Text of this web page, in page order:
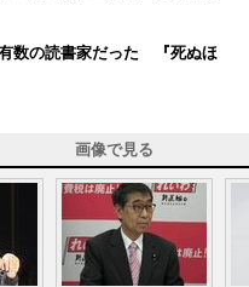
数の読書家だった 『死ぬほ
画像で見る